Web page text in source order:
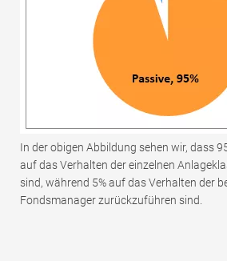
In der obigen Abbildung sehen wir, dass
auf das Verhalten der einzelnen
sind, während 5% auf das Verhalten der
Fondsmanager zurückzuführen sind.